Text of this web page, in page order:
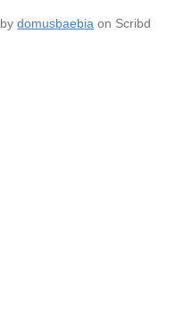
bydomusbaebia on Scribd